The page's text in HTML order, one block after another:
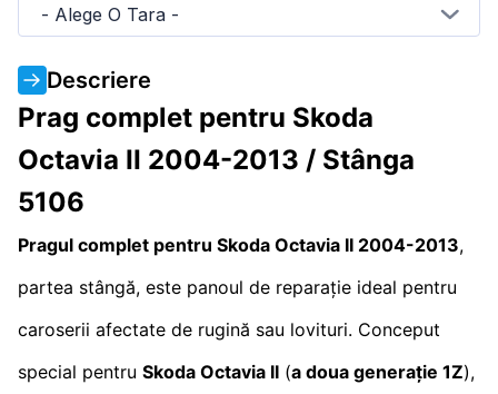
- Alege O Tara -
Descriere
Prag complet pentru Skoda
Octavia II 2004-2013 / Stânga
5106
Pragul complet pentru Skoda Octavia II 2004-2013,
partea stângă, este panoul de reparație ideal pentru
caroserii afectate de rugină sau lovituri. Conceput
special pentru Skoda Octavia II (a doua generație 1Z),